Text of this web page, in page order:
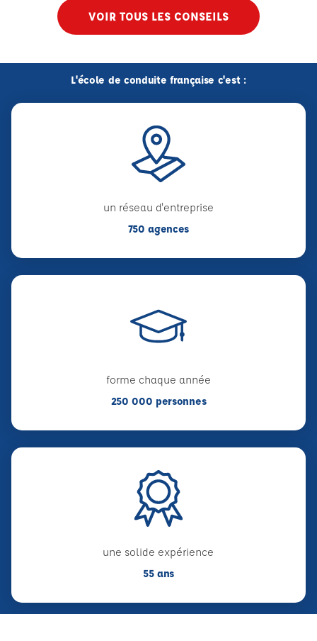
VOIR TOUS LES CONSEILS
L'école de conduite française c'est :
un réseau d'entreprise
750 agences
forme chaque année
250 000 personnes
une solide expérience
55 ans